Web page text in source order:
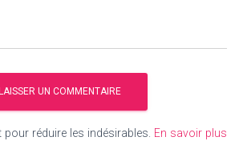
pour réduire les indésirables. En savoir plus